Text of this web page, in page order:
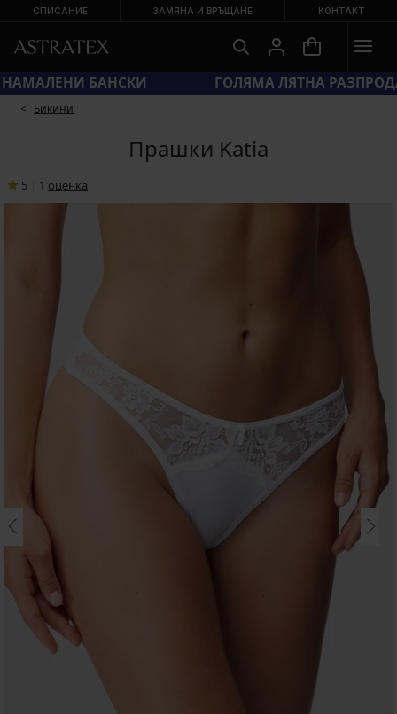
СПИСАНИЕ ЗАМЯНА И ВРЪЩАНЕ КОНТАКТ
КОД SUN20 = ЕКСТРА −20 % НА НАМАЛЕНИ БАНСКИ
Бикини
Прашки Katia
5 1 oценка